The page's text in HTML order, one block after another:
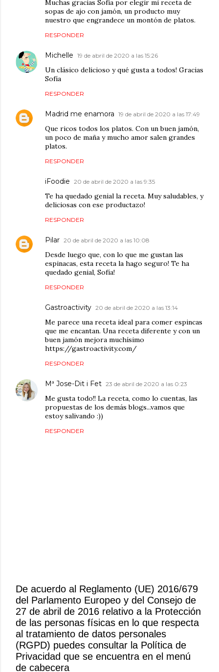
Muchas gracias Sofía por elegir mi receta de
sopas de ajo con jamón, un producto muy
nuestro que engrandece un montón de platos.
RESPONDER
Michelle 19 de abril de 2020 a las 15:26
Un clásico delicioso y qué gusta a todos! Gracias
Sofía
RESPONDER
Madrid me enamora 19 de abril de 2020 a las 17:49
Que ricos todos los platos. Con un buen jamón,
un poco de maña y mucho amor salen grandes
platos.
RESPONDER
iFoodie 20 de abril de 2020 a las 9:35
Te ha quedado genial la receta. Muy saludables, y
deliciosas con ese productazo!
RESPONDER
Pilar 20 de abril de 2020 a las 10:08
Desde luego que, con lo que me gustan las
espinacas, esta receta la hago seguro! Te ha
quedado genial, Sofía!
RESPONDER
Gastroactivity 20 de abril de 2020 a las 13:14
Me parece una receta ideal para comer espincas
que me encantan. Una receta diferente y con un
buen jamón mejora muchísimo
https://gastroactivity.com/
RESPONDER
Mª Jose-Dit i Fet 23 de abril de 2020 a las 0:23
Me gusta todo!! La receta, como lo cuentas, las
propuestas de los demás blogs...vamos que
estoy salivando :))
RESPONDER
P
u
b
l
i
c
a
De acuerdo al Reglamento (UE) 2016/679
del Parlamento Europeo y del Consejo de
27 de abril de 2016 relativo a la Protección
de las personas físicas en lo que respecta
al tratamiento de datos personales
(RGPD) puedes consultar la Política de
Privacidad que se encuentra en el menú
de cabecera